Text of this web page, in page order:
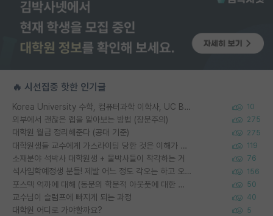
🔥 시선집중 핫한 인기글
Korea University 수학, 컴퓨터과학 이학사, UC Berkeley 산업공학 대학원 공학박사가 되는 것은 쉽지 않겠죠? 10
외부에서 괜찮은 랩을 알아보는 방법 (장문주의) 275
대학원 월급 정리해준다 (공대 기준) 275
대학원생들 교수에게 가스라이팅 당한 것은 이해가 갑니다. 안타깝네요. 119
소재분야 석박사 대학원생 + 물박사들이 착각하는 거 76
석사입학예정생 분들! 제발 어느 정도 각오는 하고 오세요. 156
포스텍 억까에 대해 (동문의 학문적 아웃풋에 대한 반박) 50
교수님이 슬럼프에 빠지게 되는 과정 40
대학원 어디로 가야할까요? 5